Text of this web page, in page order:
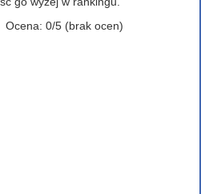
Ocena: 0/5 (brak ocen)